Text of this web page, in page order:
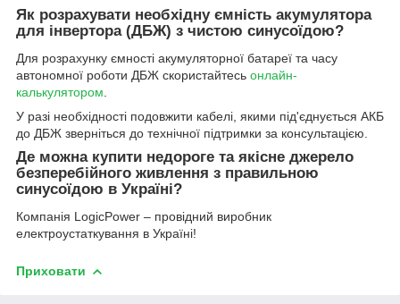
Як розрахувати необхідну ємність акумулятора
для інвертора (ДБЖ) з чистою синусоїдою?
Для розрахунку ємності акумуляторної батареї та часу
автономної роботи ДБЖ скористайтесь онлайн-
калькулятором.
У разі необхідності подовжити кабелі, якими під'єднується АКБ
до ДБЖ зверніться до технічної підтримки за консультацією.
Де можна купити недороге та якісне джерело
безперебійного живлення з правильною
синусоїдою в Україні?
Компанія LogicPower – провідний виробник
електроустаткування в Україні!
Приховати